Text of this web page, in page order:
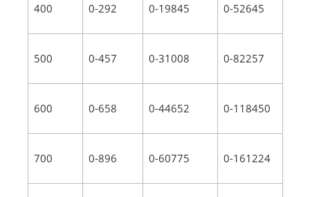
400 0-292 0-19845 0-52645
500 0-457 0-31008 0-82257
600 0-658 0-44652 0-118450
700 0-896 0-60775 0-161224